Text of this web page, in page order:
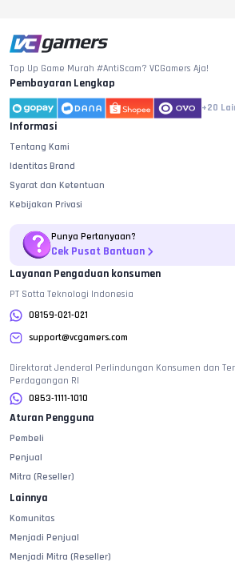
Top Up Game Murah #AntiScam? VCGamers Aja!
Pembayaran Lengkap
+20
Informasi
Tentang Kami
Identitas Brand
Syarat dan Ketentuan
Kebijakan Privasi
Punya Pertanyaan?
Cek Pusat Bantuan
Layanan Pengaduan konsumen
PT Sotta Teknologi Indonesia
08159-021-021
support@vcgamers.com
Direktorat Jenderal Perlindungan Konsumen dan
Perdagangan RI
0853-1111-1010
Aturan Pengguna
Pembeli
Penjual
Mitra (Reseller)
Lainnya
Komunitas
Menjadi Penjual
Menjadi Mitra (Reseller)